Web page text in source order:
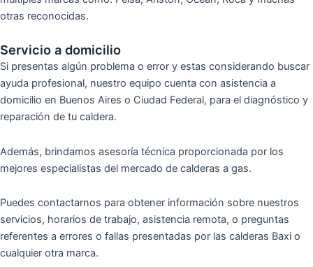
otras reconocidas.
Servicio a domicilio
Si presentas algún problema o error y estas considerando buscar
ayuda profesional, nuestro equipo cuenta con asistencia a
domicilio en Buenos Aires o Ciudad Federal, para el diagnóstico y
reparación de tu caldera.
Además, brindamos asesoría técnica proporcionada por los
mejores especialistas del mercado de calderas a gas.
Puedes contactarnos para obtener información sobre nuestros
servicios, horarios de trabajo, asistencia remota, o preguntas
referentes a errores o fallas presentadas por las calderas Baxi o
cualquier otra marca.